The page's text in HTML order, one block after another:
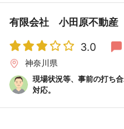
有限会社 小田原不動産
3.0
神奈川県
現場状況等、事前の打ち
対応。